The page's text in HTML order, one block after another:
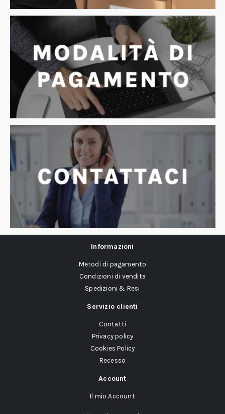
Informazioni
Metodi di pagamento
Condizioni di vendita
Spedizioni & Resi
Servizio clienti
Contatti
Privacy policy
Cookies Policy
Recesso
Account
Il mio Account